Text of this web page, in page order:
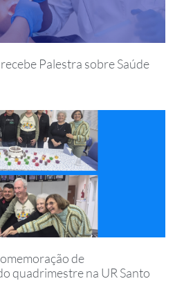
Palestra sobre Saúde
de
quadrimestre na UR Santo